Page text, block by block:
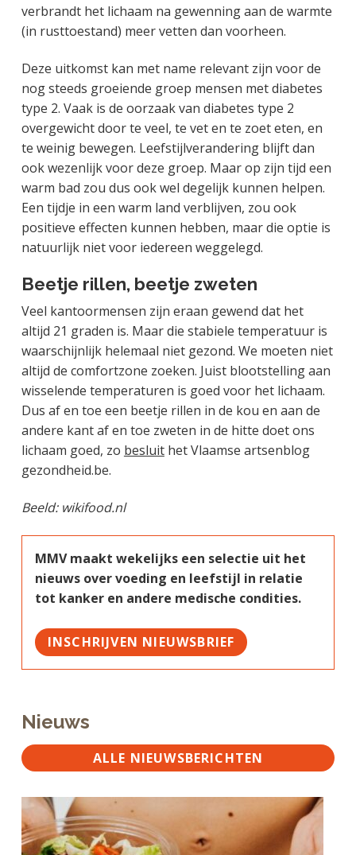
verbrandt het lichaam na gewenning aan de warmte
(in rusttoestand) meer vetten dan voorheen.
Deze uitkomst kan met name relevant zijn voor de
nog steeds groeiende groep mensen met diabetes
type 2. Vaak is de oorzaak van diabetes type 2
overgewicht door te veel, te vet en te zoet eten, en
te weinig bewegen. Leefstijlverandering blijft dan
ook wezenlijk voor deze groep. Maar op zijn tijd een
warm bad zou dus ook wel degelijk kunnen helpen.
Een tijdje in een warm land verblijven, zou ook
positieve effecten kunnen hebben, maar die optie is
natuurlijk niet voor iedereen weggelegd.
Beetje rillen, beetje zweten
Veel kantoormensen zijn eraan gewend dat het
altijd 21 graden is. Maar die stabiele temperatuur is
waarschijnlijk helemaal niet gezond. We moeten niet
altijd de comfortzone zoeken. Juist blootstelling aan
wisselende temperaturen is goed voor het lichaam.
Dus af en toe een beetje rillen in de kou en aan de
andere kant af en toe zweten in de hitte doet ons
lichaam goed, zo besluithet Vlaamse artsenblog
gezondheid.be.
Beeld: wikifood.nl
MMV maakt wekelijks een selectie uit het
nieuws over voeding en leefstijl in relatie
tot kanker en andere medische condities.
INSCHRIJVEN NIEUWSBRIEF
Nieuws
ALLE NIEUWSBERICHTEN